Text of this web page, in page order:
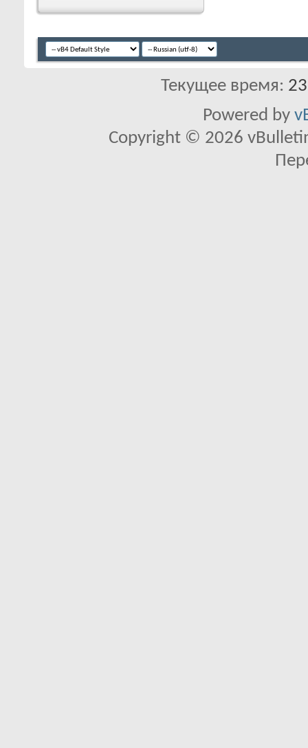
Текущее время:
Powered by
Copyright © 2026